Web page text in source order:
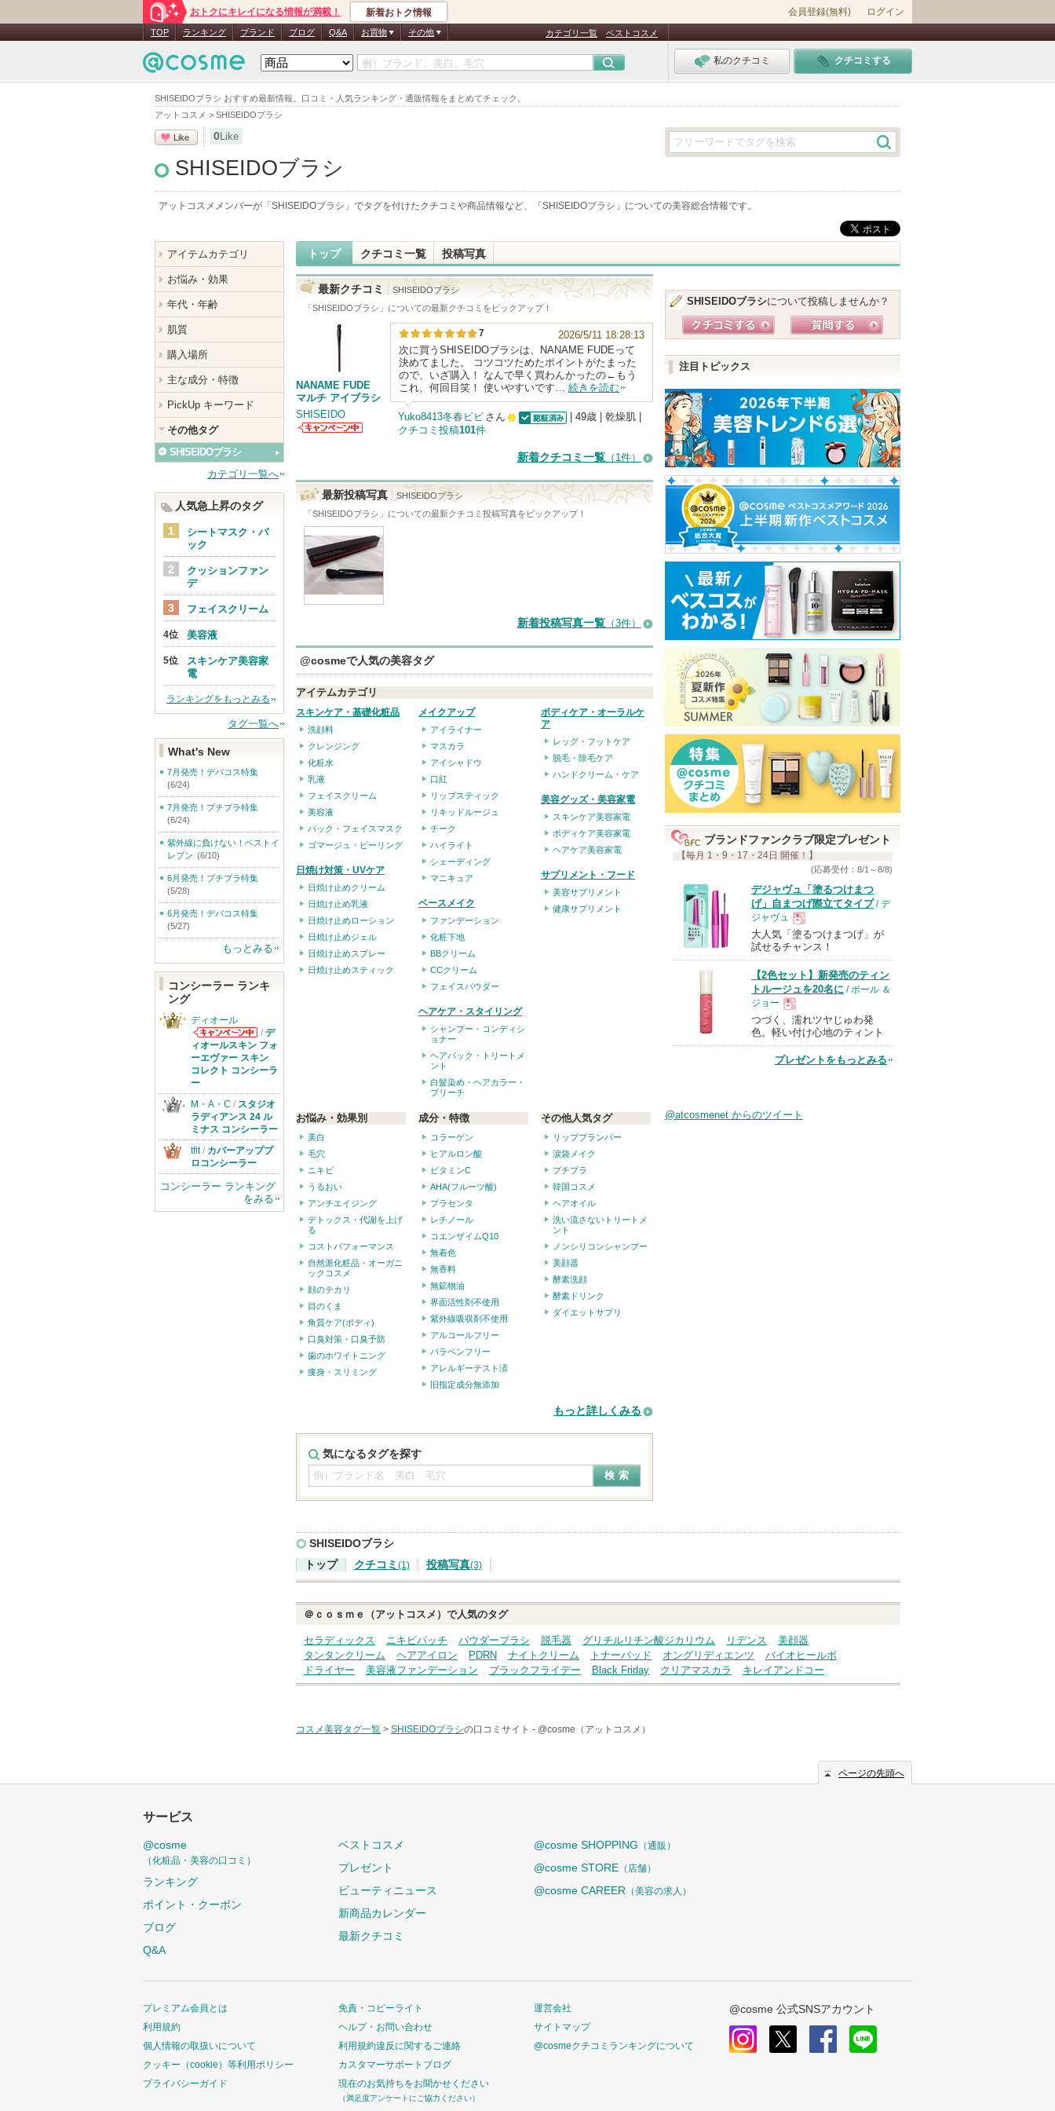
SHISEIDOブラシ おすすめ最新情報。口コミ・人気ランキング・通販情報をまとめてチェック。
アットコスメ > SHISEIDOブラシ
おトクにキレイになる情報が満載！ 新着おトク情報 会員登録(無料) ログイン
TOP ランキング ブランド ブログ Q&A お買物 その他 カテゴリ一覧 ベストコスメ
私のクチコミ クチコミする
Like 0Like
SHISEIDOブラシ
アットコスメメンバーが「 SHISEIDOブラシ 」でタグを付けたクチコミや商品情報など、「 SHISEIDOブラシ 」についての美容総合情報です。
トップ クチコミ一覧 投稿写真
最新クチコミ
SHISEIDOブラシ
「SHISEIDOブラシ 」についての最新クチコミをピックアップ！
NANAME FUDE
マルチ アイブラシ
SHISEIDO
7
2026/5/11 18:28:13
次に買うSHISEIDOブラシは、NANAME FUDEって
決めてました。 コツコツためたポイントがたまった
ので、いざ購入！ なんで早く買わんかったの←もう
これ、何回目笑！ 使いやすいです… 続きを読む
Yuko8413冬春ビビ さん
上
の
に
入
| 49歳 | 乾燥肌 |
クチコミ投稿101件
新着クチコミ一覧 （1件）
最新投稿写真
SHISEIDOブラシ
「SHISEIDOブラシ 」についての最新クチコミ投稿写真をピックアップ！
新着投稿写真一覧 （3件）
@cosmeで人気の美容タグ
アイテムカテゴリ
スキンケア・基礎化粧品
洗顔料
クレンジング
化粧水
乳液
フェイスクリーム
美容液
パック・フェイスマスク
ゴマージュ・ピーリング
日焼け対策・UVケア
日焼け止めクリーム
日焼け止め乳液
日焼け止めローション
日焼け止めジェル
日焼け止めスプレー
日焼け止めスティック
メイクアップ
アイライナー
マスカラ
アイシャドウ
口紅
リップスティック
リキッドルージュ
チーク
ハイライト
シェーディング
マニキュア
ベースメイク
ファンデーション
化粧下地
BBクリーム
CCクリーム
フェイスパウダー
ヘアケア・スタイリング
シャンプー・コンディシ
ョナー
ヘアパック・トリートメ
ント
白髪染め・ヘアカラー・
ブリーチ
ボディケア・オーラルケ
ア
レッグ・フットケア
脱毛・除毛ケア
ハンドクリーム・ケア
美容グッズ・美容家電
スキンケア美容家電
ボディケア美容家電
ヘアケア美容家電
サプリメント・フード
美容サプリメント
健康サプリメント
お悩み・効果別
美白
毛穴
ニキビ
うるおい
アンチエイジング
デトックス・代謝を上げ
る
コストパフォーマンス
自然派化粧品・オーガニ
ックコスメ
顔のテカリ
目のくま
角質ケア(ボディ)
口臭対策・口臭予防
歯のホワイトニング
痩身・スリミング
成分・特徴
コラーゲン
ヒアルロン酸
ビタミンC
AHA(フルーツ酸)
プラセンタ
レチノール
コエンザイムQ10
無着色
無香料
無鉱物油
界面活性剤不使用
紫外線吸収剤不使用
アルコールフリー
パラベンフリー
アレルギーテスト済
旧指定成分無添加
その他人気タグ
リッププランパー
涙袋メイク
プチプラ
韓国コスメ
ヘアオイル
洗い流さないトリートメ
ント
ノンシリコンシャンプー
美顔器
酵素洗顔
酵素ドリンク
ダイエットサプリ
もっと詳しくみる
気になるタグを探す
SHISEIDOブラシについて投稿しませんか？
注目トピックス
ブランドファンクラブ限定プレゼント
【毎月 1・9・17・24日 開催！】
(応募受付：8/1～8/8)
デジャヴュ「塗るつけまつ
げ」自まつげ際立てタイプ/ デ
ジャヴュ
現
品
大人気「塗るつけまつげ」が
試せるチャンス！
【2色セット】新発売のティン
トルージュを20名に / ポール ＆
ジョー
現
品
つづく、濡れツヤじゅわ発
色。軽い付け心地のティント
プレゼントをもっとみる
@atcosmenet からのツイート
SHISEIDOブラシ
トップ
クチコミ (1) 投稿写真(3)
＠ｃｏｓｍｅ（アットコスメ）で人気のタグ
セラディックス ニキビパッチ パウダーブラシ 脱毛器 グリチルリチン酸ジカリウム リデンス
美顔器
タンタンクリーム
ヘアアイロン PDRN ナイトクリーム トナーパッド オングリディエンツ
バイオヒールボ
ドライヤー
美容液ファンデーション ブラックフライデー Black Friday クリアマスカラ キレイアンドコー
コスメ美容タグ一覧 > SHISEIDOブラシの口コミサイト - @cosme（アットコスメ）
アイテムカテゴリ
お悩み・効果
年代・年齢
肌質
購入場所
主な成分・特徴
PickUp キーワード
その他タグ
SHISEIDOブラシ
カテゴリ一覧へ
人気急上昇のタグ
シートマスク・パ
ック
クッションファン
デ
フェイスクリーム
美容液
スキンケア美容家
電
ランキングをもっとみる
タグ一覧へ
What's New
7月発売！デパコス特集
(6/24)
7月発売！プチプラ特集
(6/24)
紫外線に負けない！ベストイ
レブン (6/10)
6月発売！プチプラ特集
(5/28)
6月発売！デパコス特集
(5/27)
もっとみる
コンシーラー ランキ
ング
ディオール
ディオールから
のお知らせがあ
ります
/ デ
ィオールスキン フォ
ーエヴァー スキン
コレクト コンシーラ
ー
M・A・C / スタジオ
ラディアンス 24 ル
ミナス コンシーラー
tfit/ カバーアッププ
ロコンシーラー
コンシーラー ランキング
をみる
ページの先頭へ
サービス
@cosme
（化粧品・美容の口コミ）
ランキング
ポイント・クーポン
ブログ
Q&A
ベストコスメ
プレゼント
ビューティニュース
新商品カレンダー
最新クチコミ
@cosme SHOPPING （通販）
@cosme STORE （店舗）
@cosme CAREER （美容の求人）
プレミアム会員とは
利用規約
個人情報の取扱いについて
クッキー（cookie）等利用ポリシー
プライバシーガイド
免責・コピーライト
ヘルプ・お問い合わせ
利用規約違反に関するご連絡
カスタマーサポートブログ
現在のお気持ちをお聞かせください
（満足度アンケートにご協力ください）
運営会社
サイトマップ
@cosmeクチコミランキングについて
@cosme 公式SNSアカウント